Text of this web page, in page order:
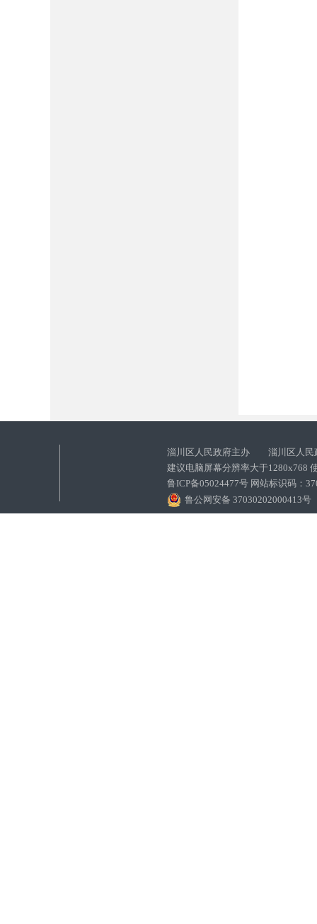
淄川区人民政府主办 淄川区人民
建议电脑屏幕分辨率大于1280x768
鲁ICP备05024477号 网站标识码：
鲁公网安备 37030202000413号